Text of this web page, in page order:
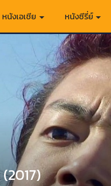
หนังเอเชีย หนังซีรี่ย์